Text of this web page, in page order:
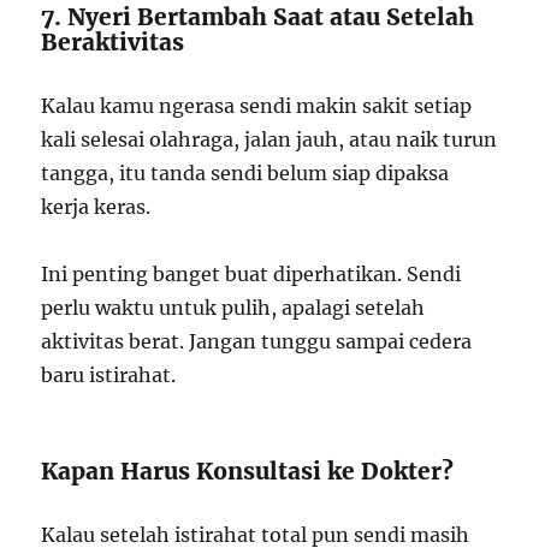
7. Nyeri Bertambah Saat atau Setelah
Beraktivitas
Kalau kamu ngerasa sendi makin sakit setiap
kali selesai olahraga, jalan jauh, atau naik turun
tangga, itu tanda sendi belum siap dipaksa
kerja keras.
Ini penting banget buat diperhatikan. Sendi
perlu waktu untuk pulih, apalagi setelah
aktivitas berat. Jangan tunggu sampai cedera
baru istirahat.
Kapan Harus Konsultasi ke Dokter?
Kalau setelah istirahat total pun sendi masih